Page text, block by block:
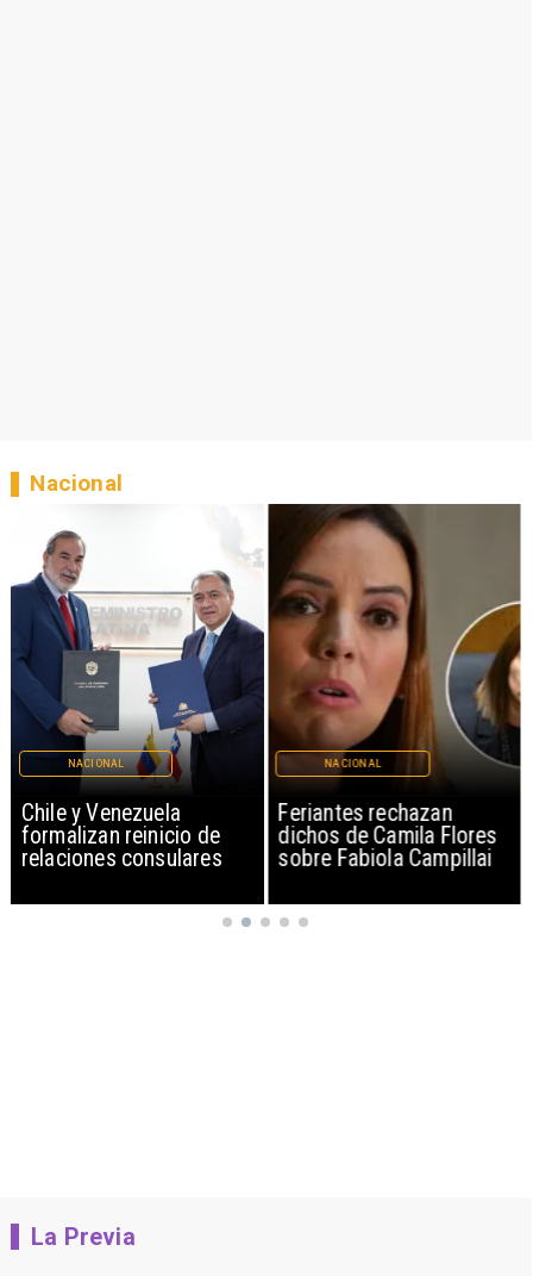
Chile y Venezuela
formalizan reinicio de
relaciones consulares
NACIONAL
Feriantes rechazan
dichos de Camila Flores
sobre Fabiola Campillai
NACIONAL
Nacional
La Previa